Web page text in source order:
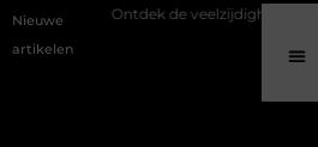
Nieuwe
artikelen
veelzijdigheid van eucalyptusolie in een